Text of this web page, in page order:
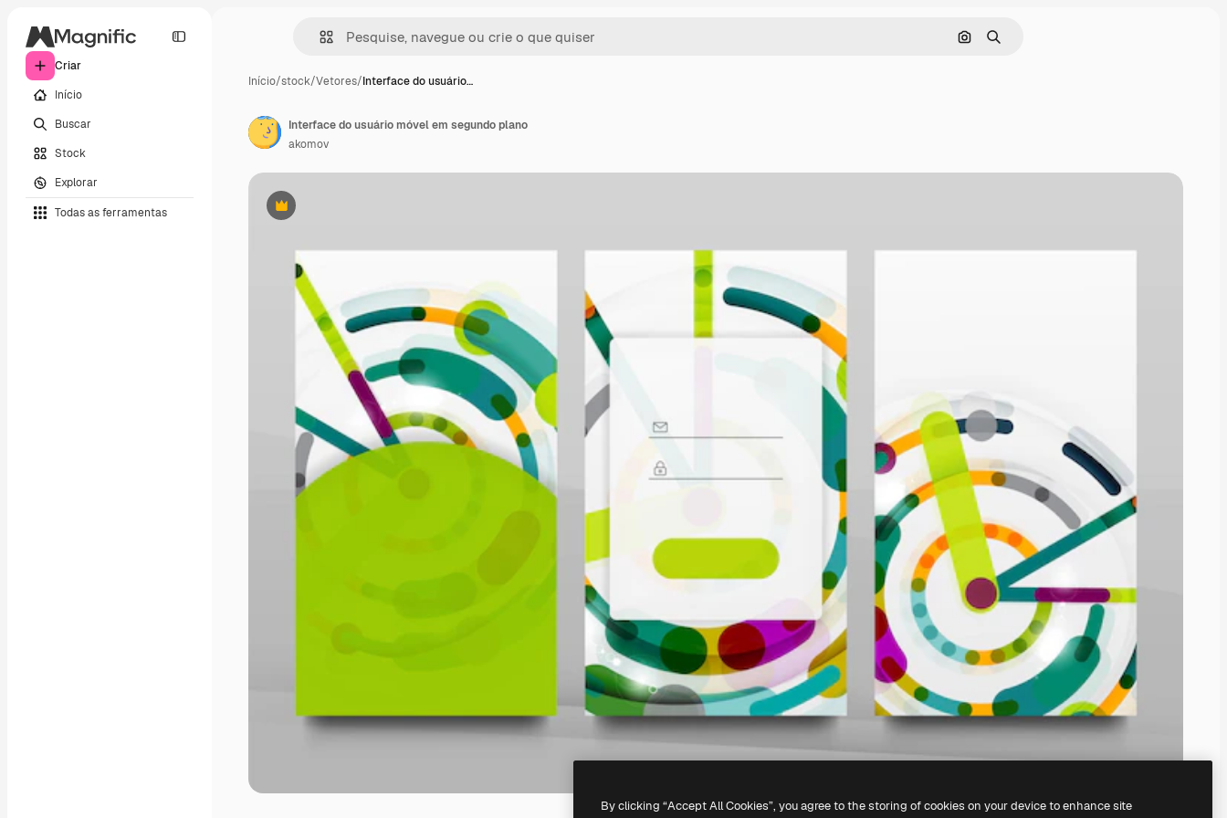
Criar
Início
Buscar
Stock
Explorar
Todas as ferramentas
Pesquisar por imagem
Buscar
Início/stock/Vetores/Interface do usuário…
Premium
Interface do usuário móvel em segundo plano
akomov
By clicking “Accept All Cookies”, you agree to the storing of cookies on your device to enhance site